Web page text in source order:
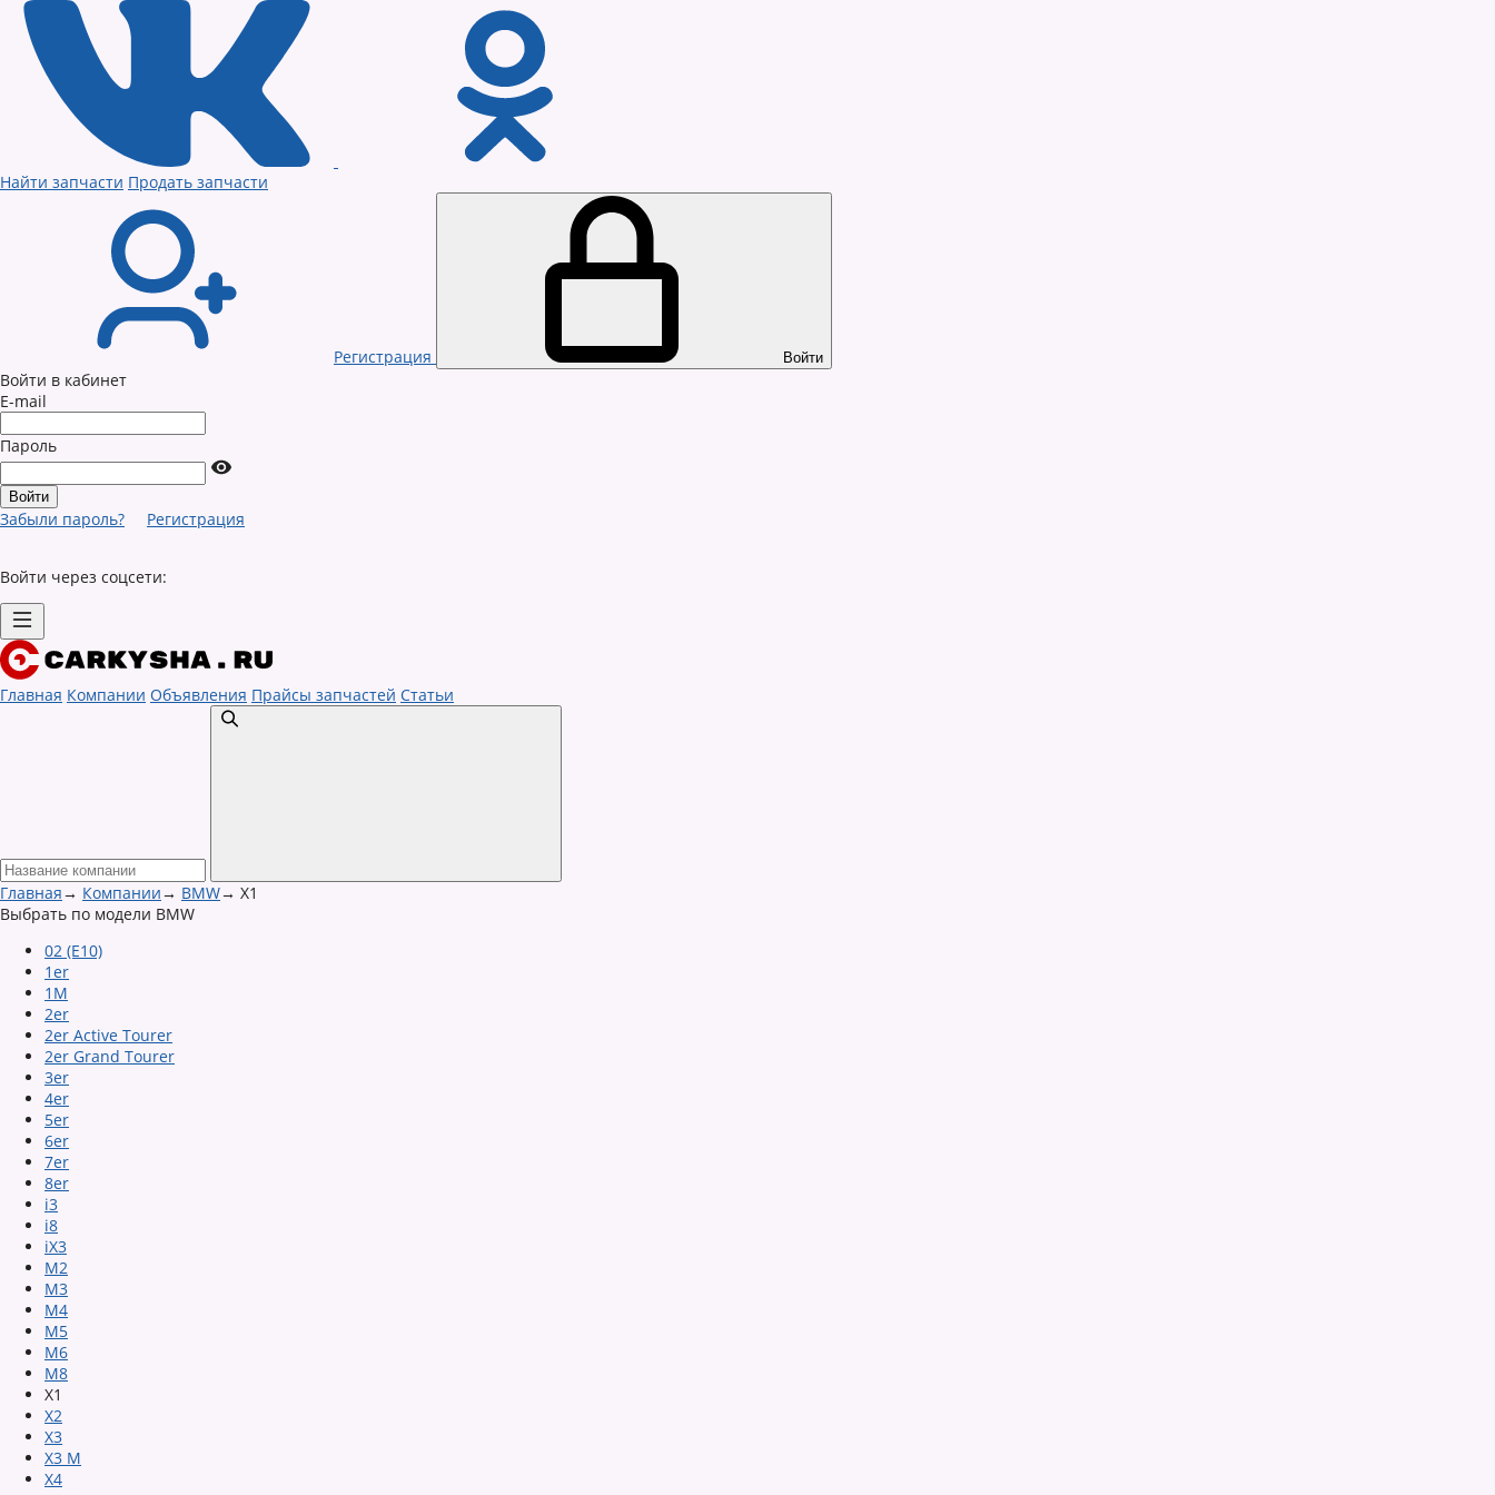
Найти запчасти Продать запчасти
Регистрация Войти
Войти в кабинет
E-mail
Пароль
Забыли пароль? Регистрация
Войти через соцсети:
Главная Компании Объявления Прайсы запчастей Статьи
Главная→ Компании→ BMW→ X1
Выбрать по модели BMW
02 (E10)
1er
1M
2er
2er Active Tourer
2er Grand Tourer
3er
4er
5er
6er
7er
8er
i3
i8
iX3
M2
M3
M4
M5
M6
M8
X1
X2
X3
X3 M
X4